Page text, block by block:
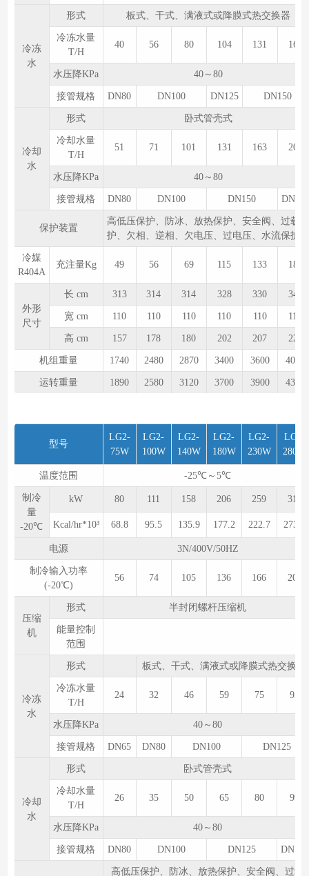
冷冻
水
形式 板式、干式、满液式或降膜式热交换器
冷冻水量
T/H
40 56 80 104 131 160
水压降KPa 40～80
接管规格 DN80 DN100 DN125 DN150
冷却
水
形式 卧式管壳式
冷却水量
T/H
51 71 101 131 163 201
水压降KPa 40～80
接管规格 DN80 DN100 DN150 DN200
保护装置
高低压保护、防冰、放热保护、安全阀、过载保
护、欠相、逆相、欠电压、过电压、水流保护等
冷媒
R404A
充注量Kg 49 56 69 115 133 180
外形
尺寸
长 cm 313 314 314 328 330 340
宽 cm 110 110 110 110 110 110
高 cm 157 178 180 202 207 220
机组重量 1740 2480 2870 3400 3600 4050
运转重量 1890 2580 3120 3700 3900 4350
型号
LG2-
75W
LG2-
100W
LG2-
140W
LG2-
180W
LG2-
230W
LG2-
280W
温度范围 -25℃～5℃
制冷
量
-20℃
kW 80 111 158 206 259 318
Kcal/hr*10³ 68.8 95.5 135.9 177.2 222.7 273.5
电源 3N/400V/50HZ
制冷输入功率
(-20℃)
56 74 105 136 166 205
压缩
机
形式 半封闭螺杆压缩机
能量控制
范围
冷冻
水
形式 板式、干式、满液式或降膜式热交换器
冷冻水量
T/H
24 32 46 59 75 92
水压降KPa 40～80
接管规格 DN65 DN80 DN100 DN125
冷却
水
形式 卧式管壳式
冷却水量
T/H
26 35 50 65 80 99
水压降KPa 40～80
接管规格 DN80 DN100 DN125 DN150
高低压保护、防冰、放热保护、安全阀、过载